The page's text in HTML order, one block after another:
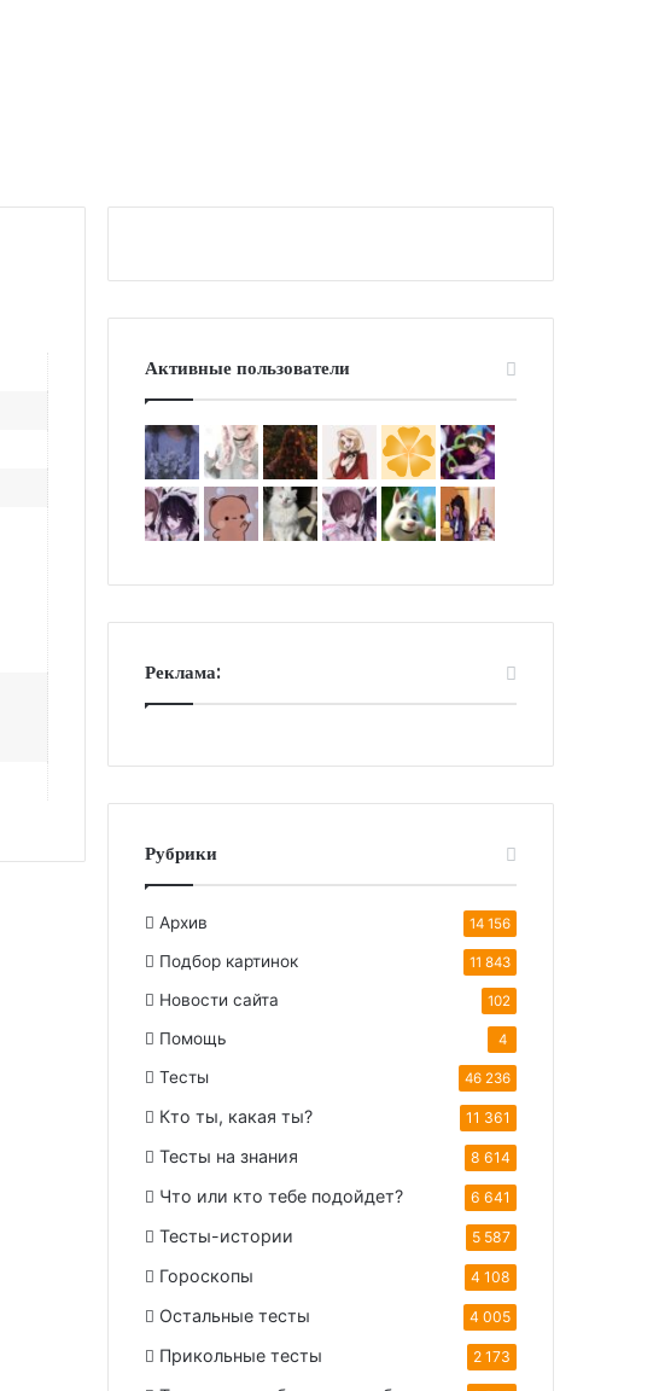
Активные пользователи
Реклама:
Рубрики
Архив 14 156
Подбор картинок 11 843
Новости сайта 102
Помощь 4
Тесты 46 236
Кто ты, какая ты? 11 361
Тесты на знания 8 614
Что или кто тебе подойдет? 6 641
Тесты-истории 5 587
Гороскопы 4 108
Остальные тесты 4 005
Прикольные тесты 2 173